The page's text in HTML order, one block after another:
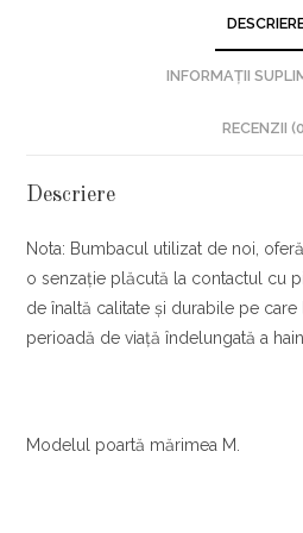
INFORMAȚII
RECENZII
Descriere
Nota: Bumbacul utilizat de noi,
o senzație plăcută la contactul cu
de înaltă calitate și durabile pe
perioadă de viață îndelungată a
Modelul poartă mărimea M.